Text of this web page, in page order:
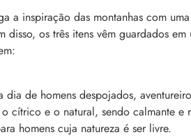
a inspiração das montanhas com
disso, os três itens vêm guardados
de homens despojados,
cítrico e o natural, sendo calmante
homens cuja natureza é ser livre.